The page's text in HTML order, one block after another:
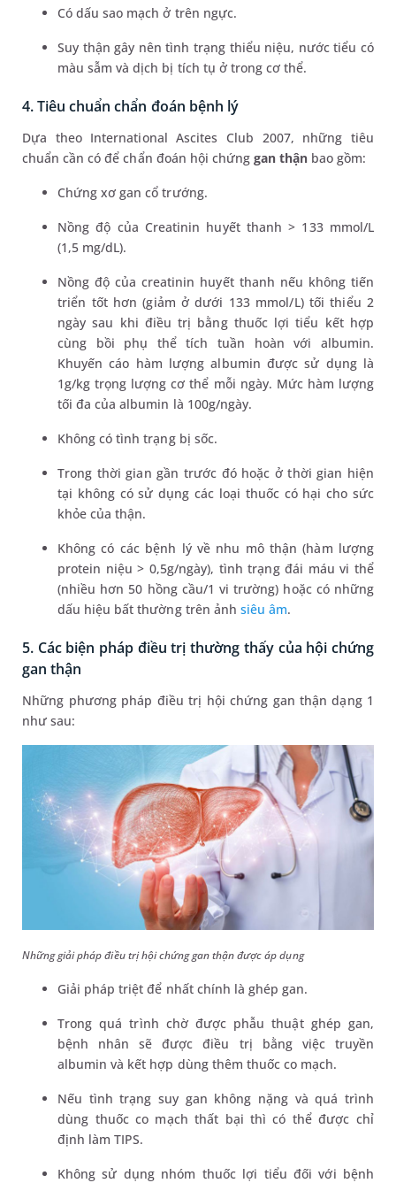
Có dấu sao mạch ở trên ngực.
Suy thận gây nên tình trạng thiểu niệu, nước tiểu có
màu sẫm và dịch bị tích tụ ở trong cơ thể.
4. Tiêu chuẩn chẩn đoán bệnh lý
Dựa theo International Ascites Club 2007, những tiêu
chuẩn cần có để chẩn đoán hội chứnggan thận bao gồm:
Chứng xơ gan cổ trướng.
Nồng độ của Creatinin huyết thanh > 133 mmol/L
(1,5 mg/dL).
Nồng độ của creatinin huyết thanh nếu không tiến
triển tốt hơn (giảm ở dưới 133 mmol/L) tối thiểu 2
ngày sau khi điều trị bằng thuốc lợi tiểu kết hợp
cùng bồi phụ thể tích tuần hoàn với albumin.
Khuyến cáo hàm lượng albumin được sử dụng là
1g/kg trọng lượng cơ thể mỗi ngày. Mức hàm lượng
tối đa của albumin là 100g/ngày.
Không có tình trạng bị sốc.
Trong thời gian gần trước đó hoặc ở thời gian hiện
tại không có sử dụng các loại thuốc có hại cho sức
khỏe của thận.
Không có các bệnh lý về nhu mô thận (hàm lượng
protein niệu > 0,5g/ngày), tình trạng đái máu vi thể
(nhiều hơn 50 hồng cầu/1 vi trường) hoặc có những
dấu hiệu bất thường trên ảnh siêu âm.
5. Các biện pháp điều trị thường thấy của hội chứng
gan thận
Những phương pháp điều trị hội chứng gan thận dạng 1
như sau:
Những giải pháp điều trị hội chứng gan thận được áp dụng
Giải pháp triệt để nhất chính là ghép gan.
Trong quá trình chờ được phẫu thuật ghép gan,
bệnh nhân sẽ được điều trị bằng việc truyền
albumin và kết hợp dùng thêm thuốc co mạch.
Nếu tình trạng suy gan không nặng và quá trình
dùng thuốc co mạch thất bại thì có thể được chỉ
định làm TIPS.
Không sử dụng nhóm thuốc lợi tiểu đối với bệnh